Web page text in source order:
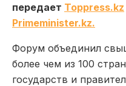
передает Toppress.kz
Primeminister.kz.
Форум объединил
более чем из 100
государств и